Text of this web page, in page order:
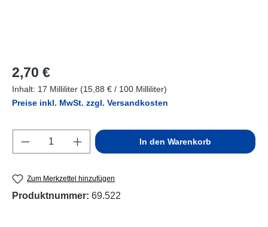
Regulärer Preis:
2,70 €
Inhalt: 17 Milliliter (15,88 € / 100 Milliliter)
Preise inkl. MwSt. zzgl. Versandkosten
Produkt Anzahl: Gib den gewünschten
In den Warenkorb
Zum Merkzettel hinzufügen
Produktnummer: 69.522